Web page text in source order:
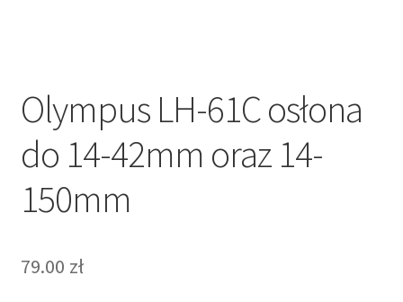
Olympus LH-61C osłona
do 14-42mm oraz 14-
150mm
79.00 zł